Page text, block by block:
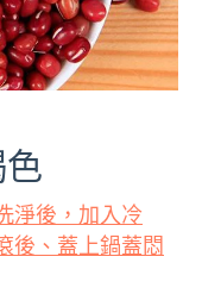
淨後，加入冷
後、蓋上鍋蓋悶